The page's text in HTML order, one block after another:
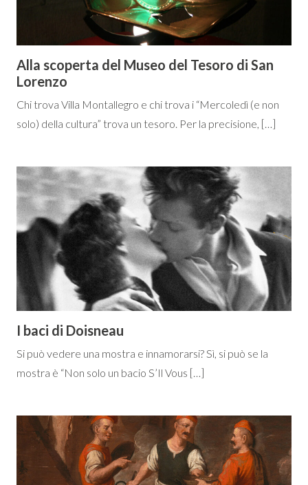
Alla scoperta del Museo del Tesoro di San
Lorenzo
Chi trova Villa Montallegro e chi trova i “Mercoledì (e non
solo) della cultura” trova un tesoro. Per la precisione, […]
I baci di Doisneau
Si può vedere una mostra e innamorarsi? Sì, si può se la
mostra è “Non solo un bacio S’Il Vous […]